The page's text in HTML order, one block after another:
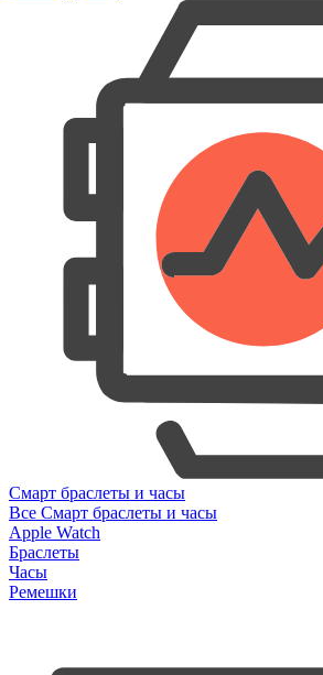
Смарт браслеты и часы
Все Смарт браслеты и часы
Apple Watch
Браслеты
Часы
Ремешки